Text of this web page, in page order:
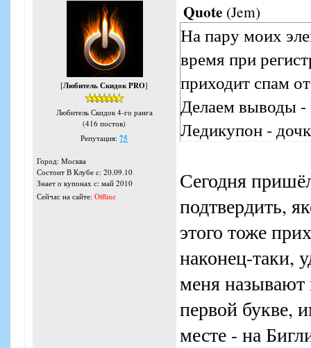
[Любитель Скидок PRO]
Любитель Скидок 4-го ранга
(416 постов)
Репутация:75
Город: Москва
Состоит В Клубе с: 20.09.10
Знает о купонах с: май 2010
Сейчас на сайте: Offline
Quote (Jem)
На пару моих
время при
приходит спам
Делаем выводы -
Ледикупон -
Сегодня
подтвердить,
этого тоже
наконец-таки,
меня
первой букве,
месте - на